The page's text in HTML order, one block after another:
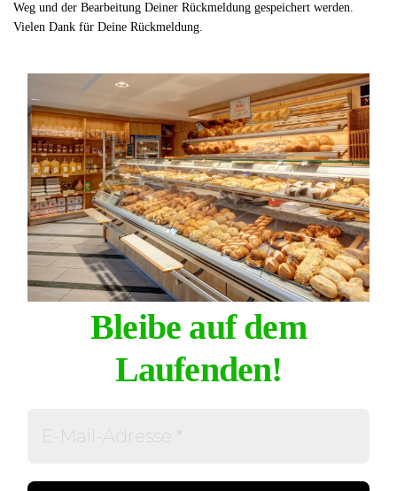
Weg und der Bearbeitung Deiner Rückmeldung gespeichert werden.
Vielen Dank für Deine Rückmeldung.
Bleibe auf dem
Laufenden!